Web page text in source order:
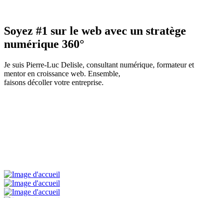
Soyez #1 sur le web avec un stratège
numérique 360°
Je suis Pierre-Luc Delisle, consultant numérique, formateur et
mentor en croissance web. Ensemble,
faisons décoller votre entreprise.